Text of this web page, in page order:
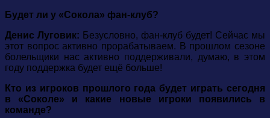
Будет ли у «Сокола» фан-клуб?
Денис Луговик: Безусловно, фан-клуб будет! Сейчас мы
этот вопрос активно прорабатываем. В прошлом сезоне
болельщики нас активно поддерживали, думаю, в этом
году поддержка будет ещё больше!
Кто из игроков прошлого года будет играть сегодня
в «Соколе» и какие новые игроки появились в
команде?